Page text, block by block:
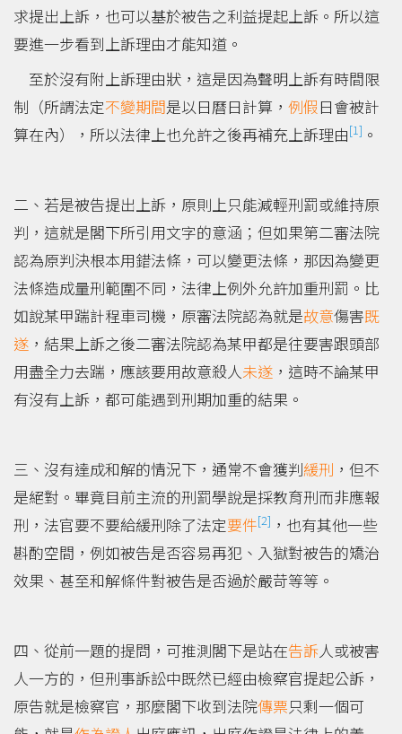
求提出上訴，也可以基於被告之利益提起上訴。所以這
要進一步看到上訴理由才能知道。
至於沒有附上訴理由狀，這是因為聲明上訴有時間限
制（所謂法定不變期間是以日曆日計算， 例假 日會被計
算在內），所以法律上也允許之後再補充上訴理由[1] 。
二、若是被告提出上訴，原則上只能減輕刑罰或維持原
判，這就是閣下所引用文字的意涵；但如果第二審法院
認為原判決根本用錯法條，可以變更法條，那因為變更
法條造成量刑範圍不同，法律上例外允許加重刑罰。比
如說某甲踹計程車司機，原審法院認為就是故意傷害既
遂 ，結果上訴之後二審法院認為某甲都是往要害跟頭部
用盡全力去踹，應該要用故意殺人未遂 ，這時不論某甲
有沒有上訴，都可能遇到刑期加重的結果。
三、沒有達成和解的情況下，通常不會獲判緩刑 ，但不
是絕對。畢竟目前主流的刑罰學說是採教育刑而非應報
刑，法官要不要給緩刑除了法定要件[2] ，也有其他一些
斟酌空間，例如被告是否容易再犯、入獄對被告的矯治
效果、甚至和解條件對被告是否過於嚴苛等等。
四、從前一題的提問，可推測閣下是站在告訴人或被害
人一方的，但刑事訴訟中既然已經由檢察官提起公訴，
原告就是檢察官，那麼閣下收到法院傳票只剩一個可